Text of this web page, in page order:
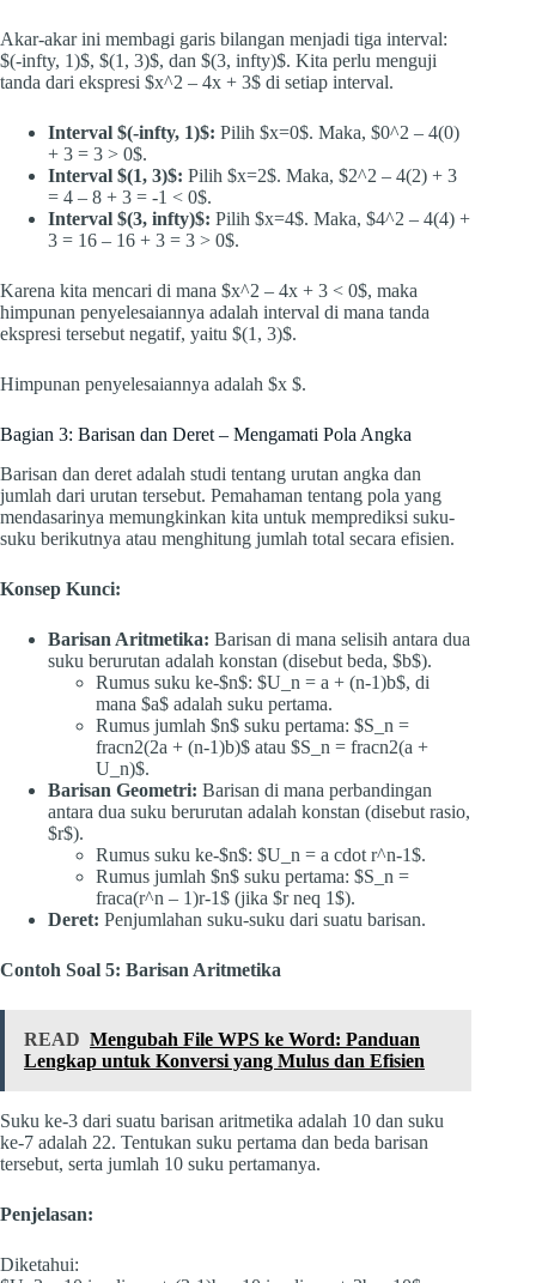
Akar-akar ini membagi garis bilangan menjadi tiga interval:
$(-infty, 1)$, $(1, 3)$, dan $(3, infty)$. Kita perlu menguji
tanda dari ekspresi $x^2 – 4x + 3$ di setiap interval.
Interval $(-infty, 1)$: Pilih $x=0$. Maka, $0^2 – 4(0)
+ 3 = 3 > 0$.
Interval $(1, 3)$: Pilih $x=2$. Maka, $2^2 – 4(2) + 3
= 4 – 8 + 3 = -1 < 0$.
Interval $(3, infty)$: Pilih $x=4$. Maka, $4^2 – 4(4) +
3 = 16 – 16 + 3 = 3 > 0$.
Karena kita mencari di mana $x^2 – 4x + 3 < 0$, maka
himpunan penyelesaiannya adalah interval di mana tanda
ekspresi tersebut negatif, yaitu $(1, 3)$.
Himpunan penyelesaiannya adalah $x $.
Bagian 3: Barisan dan Deret – Mengamati Pola Angka
Barisan dan deret adalah studi tentang urutan angka dan
jumlah dari urutan tersebut. Pemahaman tentang pola yang
mendasarinya memungkinkan kita untuk memprediksi suku-
suku berikutnya atau menghitung jumlah total secara efisien.
Konsep Kunci:
Barisan Aritmetika: Barisan di mana selisih antara dua
suku berurutan adalah konstan (disebut beda, $b$).
Rumus suku ke-$n$: $U_n = a + (n-1)b$, di
mana $a$ adalah suku pertama.
Rumus jumlah $n$ suku pertama: $S_n =
fracn2(2a + (n-1)b)$ atau $S_n = fracn2(a +
U_n)$.
Barisan Geometri: Barisan di mana perbandingan
antara dua suku berurutan adalah konstan (disebut rasio,
$r$).
Rumus suku ke-$n$: $U_n = a cdot r^n-1$.
Rumus jumlah $n$ suku pertama: $S_n =
fraca(r^n – 1)r-1$ (jika $r neq 1$).
Deret: Penjumlahan suku-suku dari suatu barisan.
Contoh Soal 5: Barisan Aritmetika
READ Mengubah File WPS ke Word: Panduan
Lengkap untuk Konversi yang Mulus dan Efisien
Suku ke-3 dari suatu barisan aritmetika adalah 10 dan suku
ke-7 adalah 22. Tentukan suku pertama dan beda barisan
tersebut, serta jumlah 10 suku pertamanya.
Penjelasan:
Diketahui: